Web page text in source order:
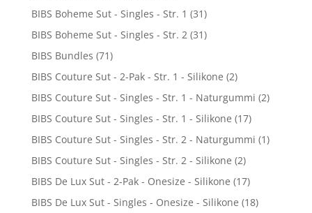
BIBS Boheme Sut - Singles - Str. 1 (31)
BIBS Boheme Sut - Singles - Str. 2 (31)
BIBS Bundles (71)
BIBS Couture Sut - 2-Pak - Str. 1 - Silikone (2)
BIBS Couture Sut - Singles - Str. 1 - Naturgummi (2)
BIBS Couture Sut - Singles - Str. 1 - Silikone (17)
BIBS Couture Sut - Singles - Str. 2 - Naturgummi (1)
BIBS Couture Sut - Singles - Str. 2 - Silikone (2)
BIBS De Lux Sut - 2-Pak - Onesize - Silikone (17)
BIBS De Lux Sut - Singles - Onesize - Silikone (18)